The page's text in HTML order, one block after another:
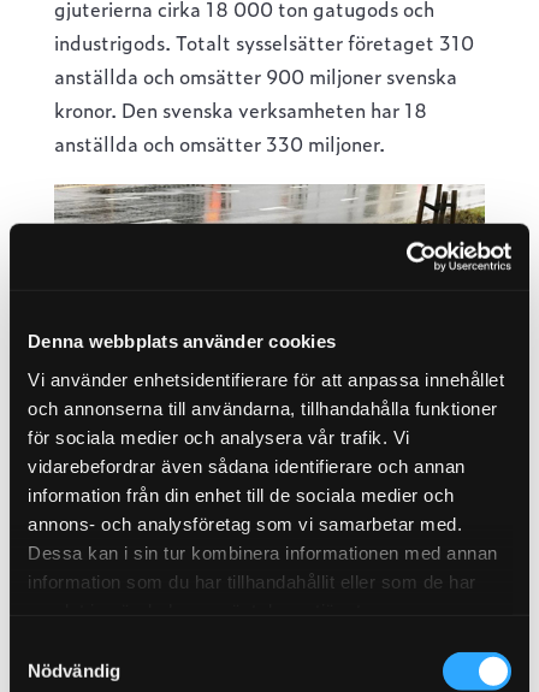
Denna webbplats använder cookies
Vi använder enhetsidentifierare för att anpassa innehållet
och annonserna till användarna, tillhandahålla funktioner
för sociala medier och analysera vår trafik. Vi
vidarebefordrar även sådana identifierare och annan
information från din enhet till de sociala medier och
annons- och analysföretag som vi samarbetar med.
Dessa kan i sin tur kombinera informationen med annan
information som du har tillhandahållit eller som de har
Nödvändig
gjuterierna cirka 18 000 ton gatugods och
industrigods. Totalt sysselsätter företaget 310
anställda och omsätter 900 miljoner svenska
kronor. Den svenska verksamheten har 18
anställda och omsätter 330 miljoner.
LOD och Kupolsil i ett forsknings- och
utvecklingsprojekt i samarbete med
Landskapsarkitekt Kirstine Laukli vid Statens
Vegvesen i Norge